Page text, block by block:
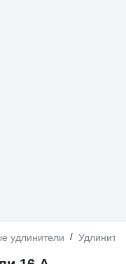
удлинители /